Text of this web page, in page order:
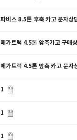
파비스 8.5톤 후축 카고 문자상
메가트럭 4.5톤 앞축카고 구매
메가트럭 4.5톤 앞축 카고 문자
1
1
1